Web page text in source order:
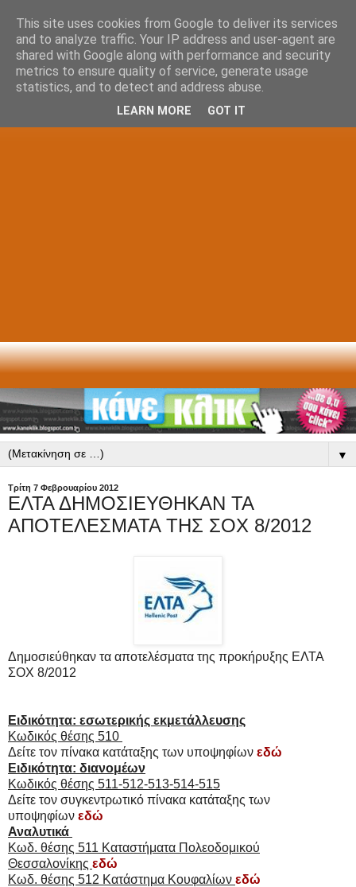
▼
Τρίτη 7 Φεβρουαρίου 2012
ΕΛΤΑ ΔΗΜΟΣΙΕΥΘΗΚΑΝ ΤΑ
ΑΠΟΤΕΛΕΣΜΑΤΑ ΤΗΣ ΣΟΧ 8/2012
Δημοσιεύθηκαν τα αποτελέσματα της προκήρυξης ΕΛΤΑ
ΣΟΧ 8/2012
Ειδικότητα: εσωτερικής εκμετάλλευσης
Κωδικός θέσης 510
Δείτε τον πίνακα κατάταξης των υποψηφίων εδώ
Ειδικότητα: διανομέων
Κωδικός θέσης 511-512-513-514-515
Δείτε τον συγκεντρωτικό πίνακα κατάταξης των
υποψηφίων εδώ
Αναλυτικά
Κωδ. θέσης 511 Καταστήματα Πολεοδομικού
Θεσσαλονίκης εδώ
Κωδ. θέσης 512 Κατάστημα Κουφαλίων εδώ
This site uses cookies from Google to deliver its services
and to analyze traffic. Your IP address and user-agent are
shared with Google along with performance and security
metrics to ensure quality of service, generate usage
statistics, and to detect and address abuse.
LEARN MORE GOT IT